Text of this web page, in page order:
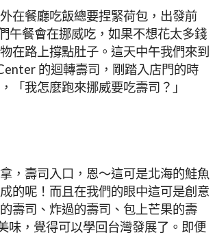
在餐廳吃飯總要捏緊荷包，出發前
午餐會在挪威吃，如果不想花太多錢
在路上撐點肚子。這天中午我們來到
的迴轉壽司，剛踏入店門的時
「我怎麼跑來挪威要吃壽司？」
，壽司入口，恩～這可是北海的鮭魚
的呢！而且在我們的眼中這可是創意
壽司、炸過的壽司、包上芒果的壽
味，覺得可以學回台灣發展了。即便